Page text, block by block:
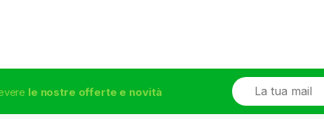
le nostre offerte e novità
E
m
a